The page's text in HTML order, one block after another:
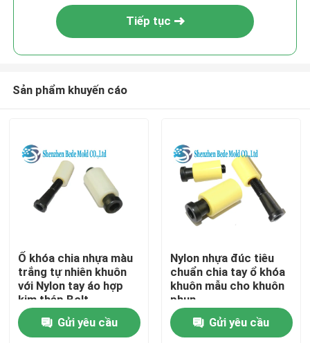
Tiếp tục
Sản phẩm khuyến cáo
Ổ khóa chia nhựa màu
trắng tự nhiên khuôn
với Nylon tay áo hợp
kim thép Bolt
Gửi yêu cầu
Nylon nhựa đúc tiêu
chuẩn chia tay ổ khóa
khuôn mẫu cho khuôn
phun
Gửi yêu cầu